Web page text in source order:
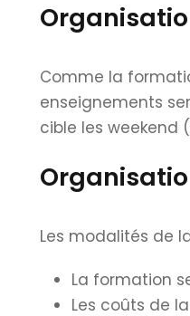
Comme la
enseignements
cible les weekend
Les modalités de
La formation
Les coûts de